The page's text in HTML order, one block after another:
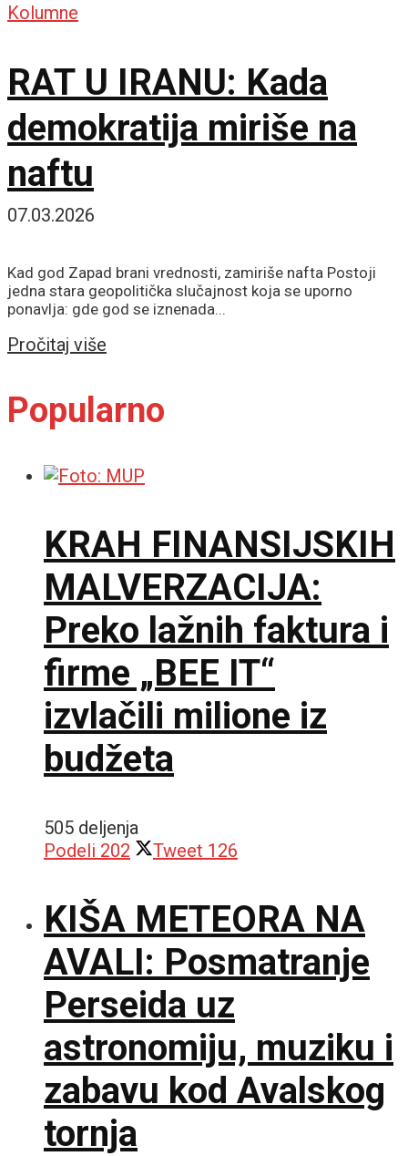
Kolumne
RAT U IRANU: Kada
demokratija miriše na
naftu
07.03.2026
Kad god Zapad brani vrednosti, zamiriše nafta Postoji
jedna stara geopolitička slučajnost koja se uporno
ponavlja: gde god se iznenada...
Pročitaj više
Popularno
KRAH FINANSIJSKIH
MALVERZACIJA:
Preko lažnih faktura i
firme „BEE IT“
izvlačili milione iz
budžeta
505 deljenja
Podeli 202 Tweet 126
KIŠA METEORA NA
AVALI: Posmatranje
Perseida uz
astronomiju, muziku i
zabavu kod Avalskog
tornja